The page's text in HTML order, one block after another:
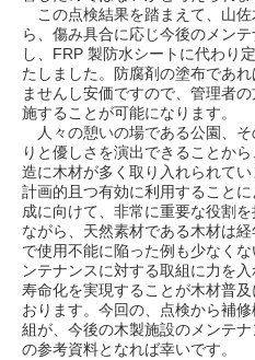
この点検結果を踏まえて、山
ら、傷み具合に応じ今後のメン
し、FRP 製防水シートに代わり
たしました。防腐剤の塗布であ
ませんし安価ですので、管理者
施することが可能になります。
人々の憩いの場である公園、
りと優しさを演出できることか
造に木材が多く取り入れられて
計画的且つ有効に利用すること
成に向けて、非常に重要な役割
ながら、天然素材である木材は
で使用不能に陥った例も少なく
ンテナンスに対する取組に力を
寿命化を実現することが木材普
おります。今回の、点検から補
組が、今後の木製施設のメンテ
の参考資料となれば幸いです。